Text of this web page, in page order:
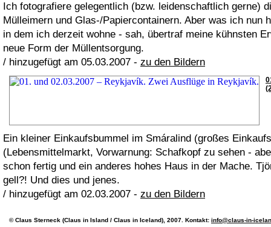
Ich fotografiere gelegentlich (bzw. leidenschaftlich gerne)
Mülleimern und Glas-/Papiercontainern. Aber was ich nun
in dem ich derzeit wohne - sah, übertraf meine kühnsten
neue Form der Müllentsorgung.
/ hinzugefügt am 05.03.2007 - zu den Bildern
Ein kleiner Einkaufsbummel im Smáralind (großes
(Lebensmittelmarkt, Vorwarnung: Schafkopf zu sehen -
schon fertig und ein anderes hohes Haus in der Mache.
gell?! Und dies und jenes.
/ hinzugefügt am 02.03.2007 - zu den Bildern
© Claus Sterneck (Claus in Island / Claus in Iceland), 2007. Kontakt: info@claus-in-